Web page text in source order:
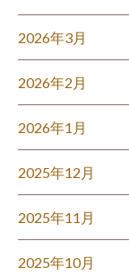
2026年3月
2026年2月
2026年1月
2025年12月
2025年11月
2025年10月